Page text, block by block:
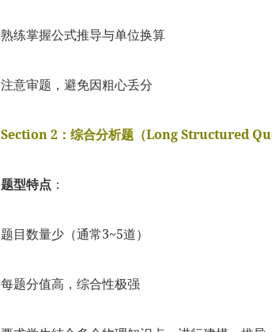
熟练掌握公式推导与单位换算
注意审题，避免因粗心丢分
Section 2：综合分析题（Long Structured
题型特点 ：
题目数量少（通常3~5道）
每题分值高，综合性极强